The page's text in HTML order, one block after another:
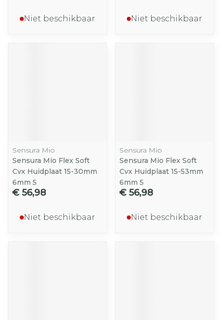
Niet beschikbaar Niet beschikbaar
Sensura Mio
Sensura Mio Flex Soft
Cvx Huidplaat 15-30mm
6mm 5
€ 56,98
Niet beschikbaar
Sensura Mio
Sensura Mio Flex Soft
Cvx Huidplaat 15-53mm
6mm 5
€ 56,98
Niet beschikbaar